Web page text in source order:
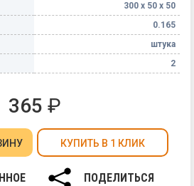
300 х 50 х 50
0.165
штука
2
365 ₽
КУПИТЬ В 1 КЛИК
ПОДЕЛИТЬСЯ